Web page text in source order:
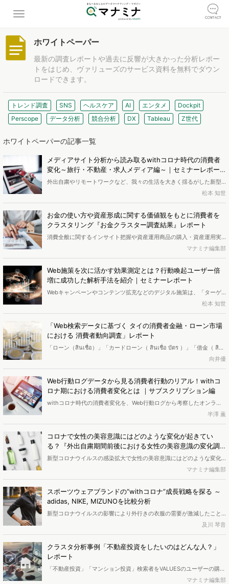
ホワイトペーパー
最新の調査レポートや過去に反響が大きかった分析レポー
トをはじめ、ヴァリューズのサービス資料を無料でダウン
ロードできます。
トレンド調査 SNS ヘルスケア AI エンタメ
Dockpit
Perscope
データ分析 競合分析 DX Tableau Z世代
ホワイトペーパーの記事一覧
メディアサイト分析から読み取るwithコロナ時代の消費者
変化～旅行・不動産・求人メディア編～｜セミナーレポー
ト
外出自粛やリモートワークなど、我々の生活を大きく揺るがした新型
コロナウイルス。「ウィズコロナ」という言葉も浸透し、新しい生活
様式が定着しつつあります。メディアでは感染状況や対策と合わせて
経済動向が報じられ、コロナに苦しむ業界の状況やそこへの国策は、
関心の高いトピックです。 ヴァリューズでは、これらのトピックを
我々に届けるメディアに着目。最新情報を集約するメディアは市場の
象徴的存在であり、メディア分析によって業界のトレンドを掴むこと
ができます。9/29のセミナーでは、旅行、不動産、求人業界にスポッ
トを当てたメディア分析を実践。変化が著しい今、必要性が高まるメ
ディア分析を解説しました。本稿では、そのレポートをお届けしま
す。
松本 知世
お金の使い方や資産形成に関する価値観をもとに消費者を
クラスタリング『お金クラスター調査結果』レポート
消費全般に関するインサイト把握や資産運用商品の購入・資産運用実
態の把握に役立てて頂くため、お金の使い方や資産形成に関する価値
観をもとに消費者をクラスタリング分析した、『お金クラスター調査
結果』レポートをリリースしました。（ページ数｜27p）<br>※調査レ
ポートは無料でダウンロードできます
マナミナ編集部
Web施策を次に活かす効果測定とは？行動喚起ユーザー倍
増に成功した解析手法を紹介｜セミナーレポート
Webキャンペーンやコンテンツ拡充などのデジタル施策は、「ターゲ
ットへ届いたか」「狙った行動喚起に繋げられたか」などの効果測定
を適切に行うことで、新たな発見を得られ、それを踏まえた次の施策
を検討することができます。 そして、それらのフィードバックには自
社サイトで得られる閲覧状況を把握するだけでなく、サイト外でのユ
ーザー行動分析が有効です。9/16にヴァリューズが開催したオンライ
ンセミナーでは、これらの効果測定に役立つWEB行動ログデータを活
用したユーザー調査手法を紹介。実際のECサイトでの分析事例をもと
に解説されました。本稿は、そのレポートをお届けします。
松本 知世
「Web検索データに基づく タイの消費者金融・ローン市場
における 消費者動向調査」レポート
「ローン（สินเชื่อ）」「カードローン（ สินเชื่อ บัตร ）」「借金（ สิน
เชื่อ บัตร ）」検索者をGoogle社の提供する検索キーワード可視化ツー
ル『Google Trends』『Google Keyword Planner』を使って分析
し、タイの人々の消費者金融やローンに関する関心を調査しました。
（ページ数｜8p）
向井優
Web行動ログデータから見る消費者行動のリアル！withコ
ロナ期における消費者変化とは ｜サブスクリプション編
withコロナ時代の消費者変化を、Web行動ログから考察したオンライ
ンセミナーが9月17日に開催されました。今回のテーマは「サブスクリ
プション」。withコロナ期のいま、自宅時間、余暇の使い方も大きく
変化したことが考えられます。そこで全体的な「サブスクリプショ
ン」サービスにおける現在の消費者行動を俯瞰し、さらに重点的に
「動画配信サービス」にフォーカスして分析、解説します。 <br>
<b>※セミナー資料は無料でダウンロードできます。記事下部にあるフ
半澤 薫
コロナで女性の美容意識にはどのような変化が起きてい
る？『外出自粛期間前後における女性の美容意識の変化調
査』レポート
新型コロナウイルスの感染拡大で女性の美容意識にはどのような変化
が起きているのでしょうか？アンケート調査とWeb行動ログ分析結果
をもとに『外出自粛期間前後における女性の美容意識の変化調査』レ
ポートをまとめました。（ページ数｜19p）
マナミナ編集部
スポーツウェアブランドの“withコロナ”成長戦略を探る ～
adidas, NIKE, MIZUNOを比較分析
新型コロナウイルスの影響により外行きの衣服の需要が激減したこと
から、アパレル業界は大打撃を受けています。多くのアパレルブラン
ドが経営不振に陥る中、外出自粛期間はジムにも行けず、スポーツウ
ェアブランドも例に漏れず人気が低迷...？しかしそういう訳でもないよ
うです。コロナ禍において、成功の明暗を分けるものは何なのか。ス
ポーツウェアブランド（アディダス、ナイキ、ミズノ）に注目して分
析しました。（ページ数｜20p）
及川 琴音
クラスタ分析事例「不動産投資をしたいのはどんな人？」
レポート
「不動産投資」「マンション投資」検索者をVALUESのユーザーの購買
プロセス可視化ツール『story bank』を使って抽出し、6つにクラスタ
マナミナ編集部